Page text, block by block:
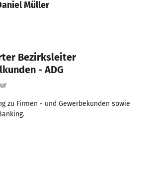
Müller
Bezirksleiter
- ADG
zu Firmen - und Gewerbekunden sowie